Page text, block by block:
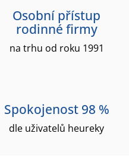
Osobní přístup
rodinné firmy
na trhu od roku 1991
Spokojenost 98 %
dle uživatelů heureky